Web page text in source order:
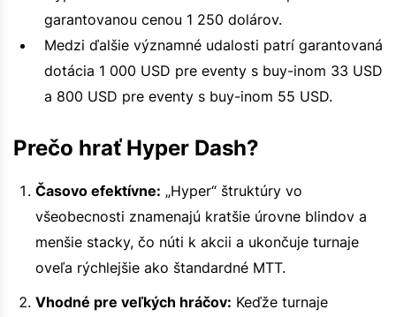
garantovanou cenou 1 250 dolárov.
Medzi ďalšie významné udalosti patrí garantovaná
dotácia 1 000 USD pre eventy s buy-inom 33 USD
a 800 USD pre eventy s buy-inom 55 USD.
Prečo hrať Hyper Dash?
Časovo efektívne: „Hyper“ štruktúry vo
všeobecnosti znamenajú kratšie úrovne blindov a
menšie stacky, čo núti k akcii a ukončuje turnaje
oveľa rýchlejšie ako štandardné MTT.
Vhodné pre veľkých hráčov: Keďže turnaje